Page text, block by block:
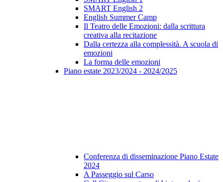
SMART English 2
English Summer Camp
Il Teatro delle Emozioni: dalla scrittura
creativa alla recitazione
Dalla certezza alla complessità. A scuola di
emozioni
La forma delle emozioni
Piano estate 2023/2024 - 2024/2025
Conferenza di disseminazione Piano Estate
2024
A Passeggio sul Carso